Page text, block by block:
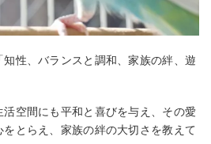
性、バランスと調和、家族の絆、遊
空間にも平和と喜びを与え、その愛
とらえ、家族の絆の大切さを教えて